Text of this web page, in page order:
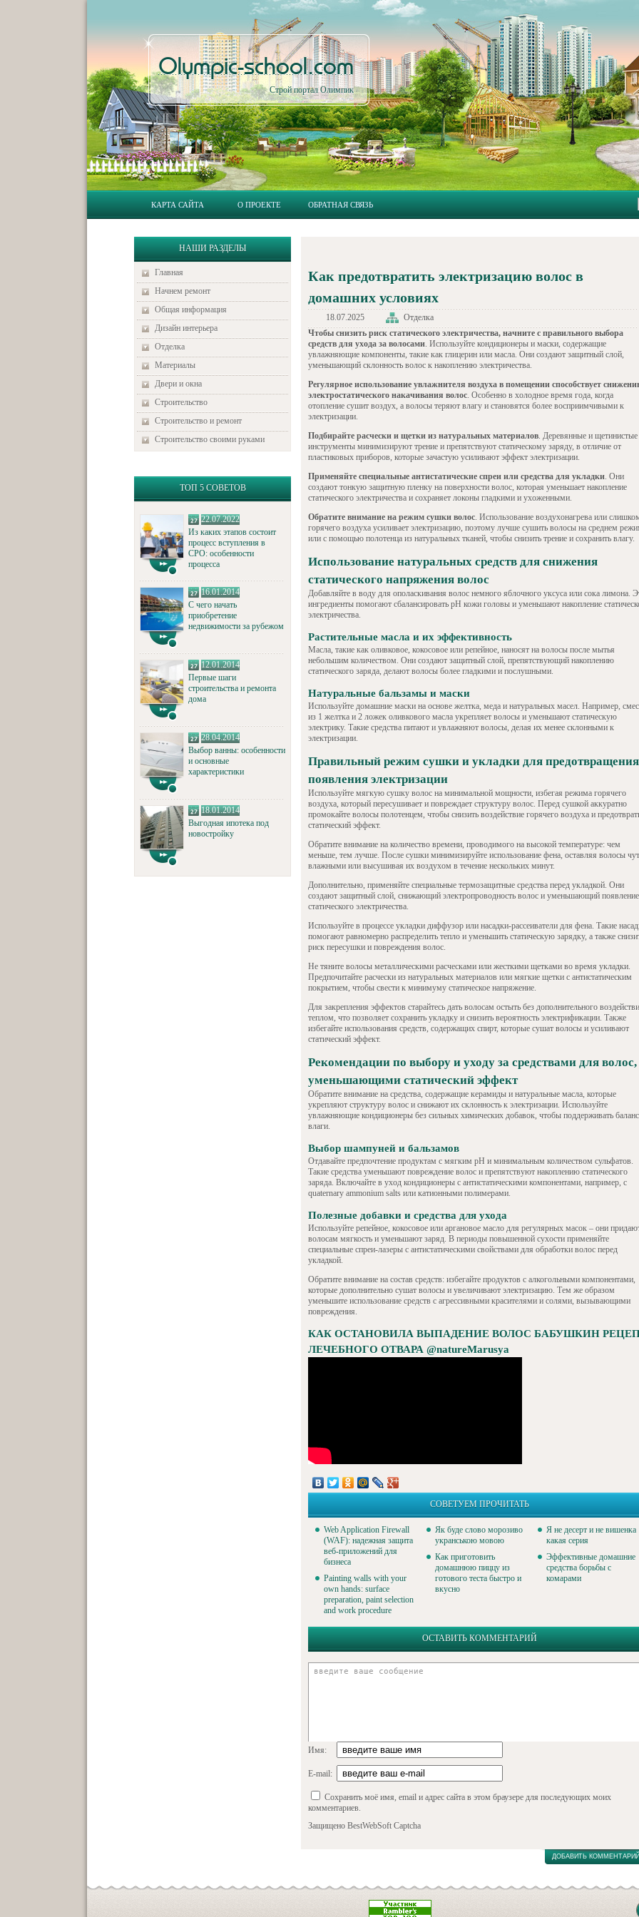
Olympic-school.com
Строй портал Олимпик
КАРТА САЙТА О ПРОЕКТЕ ОБРАТНАЯ СВЯЗЬ
НАШИ РАЗДЕЛЫ
Главная
Начнем ремонт
Общая информация
Дизайн интерьера
Отделка
Материалы
Двери и окна
Строительство
Строительство и ремонт
Строительство своими руками
ТОП 5 СОВЕТОВ
22.07.2022
Из каких этапов состоит
процесс вступления в
СРО: особенности
процесса
16.01.2014
С чего начать
приобретение
недвижимости за рубежом
12.01.2014
Первые шаги
строительства и ремонта
дома
28.04.2014
Выбор ванны: особенности
и основные
характеристики
18.01.2014
Выгодная ипотека под
новостройку
Как предотвратить электризацию волос в
домашних условиях
18.07.2025
Отделка
Чтобы снизить риск статического электричества, начните с правильного выбора
средств для ухода за волосами. Используйте кондиционеры и маски, содержащие
увлажняющие компоненты, такие как глицерин или масла. Они создают защитный слой,
уменьшающий склонность волос к накоплению электричества.
Регулярное использование увлажнителя воздуха в помещении способствует
электростатического накачивания волос. Особенно в холодное время года, когда
отопление сушит воздух, а волосы теряют влагу и становятся более восприимчивыми к
электризации.
Подбирайте расчески и щетки из натуральных материалов. Деревянные и щетинистые
инструменты минимизируют трение и препятствуют статическому заряду, в отличие от
пластиковых приборов, которые зачастую усиливают эффект электризации.
Применяйте специальные антистатические спреи или средства для укладки. Они
создают тонкую защитную пленку на поверхности волос, которая уменьшает накопление
статического электричества и сохраняет локоны гладкими и ухоженными.
Обратите внимание на режим сушки волос. Использование воздухонагрева или
горячего воздуха усиливает электризацию, поэтому лучше сушить волосы на среднем
или с помощью полотенца из натуральных тканей, чтобы снизить трение и сохранить влагу.
Использование натуральных средств для снижения
статического напряжения волос
Добавляйте в воду для ополаскивания волос немного яблочного уксуса или сока лимона.
ингредиенты помогают сбалансировать pH кожи головы и уменьшают накопление
электричества.
Растительные масла и их эффективность
Масла, такие как оливковое, кокосовое или репейное, наносят на волосы после мытья
небольшим количеством. Они создают защитный слой, препятствующий накоплению
статического заряда, делают волосы более гладкими и послушными.
Натуральные бальзамы и маски
Используйте домашние маски на основе желтка, меда и натуральных масел. Например,
из 1 желтка и 2 ложек оливкового масла укрепляет волосы и уменьшают статическую
электрику. Такие средства питают и увлажняют волосы, делая их менее склонными к
электризации.
Правильный режим сушки и укладки для предотвращения
появления электризации
Используйте мягкую сушку волос на минимальной мощности, избегая режима горячего
воздуха, который пересушивает и повреждает структуру волос. Перед сушкой аккуратно
промокайте волосы полотенцем, чтобы снизить воздействие горячего воздуха и
статический эффект.
Обратите внимание на количество времени, проводимого на высокой температуре: чем
меньше, тем лучше. После сушки минимизируйте использование фена, оставляя волосы
влажными или высушивая их воздухом в течение нескольких минут.
Дополнительно, применяйте специальные термозащитные средства перед укладкой. Они
создают защитный слой, снижающий электропроводность волос и уменьшающий появление
статического электричества.
Используйте в процессе укладки диффузор или насадки-рассеиватели для фена. Такие
помогают равномерно распределить тепло и уменьшить статическую зарядку, а также
риск пересушки и повреждения волос.
Не тяните волосы металлическими расческами или жесткими щетками во время укладки.
Предпочитайте расчески из натуральных материалов или мягкие щетки с антистатическим
покрытием, чтобы свести к минимуму статическое напряжение.
Для закрепления эффектов старайтесь дать волосам остыть без дополнительного
теплом, что позволяет сохранить укладку и снизить вероятность электрификации. Также
избегайте использования средств, содержащих спирт, которые сушат волосы и усиливают
статический эффект.
Рекомендации по выбору и уходу за средствами для волос,
уменьшающими статический эффект
Обратите внимание на средства, содержащие керамиды и натуральные масла, которые
укрепляют структуру волос и снижают их склонность к электризации. Используйте
увлажняющие кондиционеры без сильных химических добавок, чтобы поддерживать баланс
влаги.
Выбор шампуней и бальзамов
Отдавайте предпочтение продуктам с мягким pH и минимальным количеством сульфатов.
Такие средства уменьшают повреждение волос и препятствуют накоплению статического
заряда. Включайте в уход кондиционеры с антистатическими компонентами, например, с
quaternary ammonium salts или катионными полимерами.
Полезные добавки и средства для ухода
Используйте репейное, кокосовое или аргановое масло для регулярных масок – они
волосам мягкость и уменьшают заряд. В периоды повышенной сухости применяйте
специальные спреи-лазеры с антистатическими свойствами для обработки волос перед
укладкой.
Обратите внимание на состав средств: избегайте продуктов с алкогольными компонентами,
которые дополнительно сушат волосы и увеличивают электризацию. Тем же образом
уменьшите использование средств с агрессивными красителями и солями, вызывающими
повреждения.
КАК ОСТАНОВИЛА ВЫПАДЕНИЕ ВОЛОС БАБУШКИН
ЛЕЧЕБНОГО ОТВАРА @natureMarusya
СОВЕТУЕМ ПРОЧИТАТЬ
Web Application Firewall
(WAF): надежная защита
веб-приложений для
бизнеса
Painting walls with your
own hands: surface
preparation, paint selection
and work procedure
Як буде слово морозиво
укранською мовою
Как приготовить
домашнюю пиццу из
готового теста быстро и
вкусно
Я не десерт и не вишенка
какая серия
Эффективные домашние
средства борьбы с
комарами
ОСТАВИТЬ КОММЕНТАРИЙ
Имя:
E-mail:
Сохранить моё имя, email и адрес сайта в этом браузере для последующих моих
комментариев.
Защищено BestWebSoft Captcha